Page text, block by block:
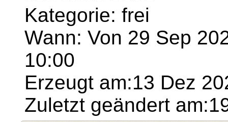
Kategorie: frei
Wann: Von 29 Sep
10:00
Erzeugt am:13 Dez
Zuletzt geändert